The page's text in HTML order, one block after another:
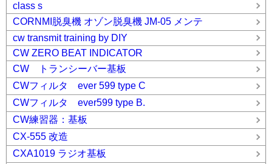
class s
CORNMI脱臭機 オゾン脱臭機 JM-05 メンテ
cw transmit training by DIY
CW ZERO BEAT INDICATOR
CW トランシーバー基板
CWフィルタ ever 599 type C
CWフィルタ ever599 type B.
CW練習器：基板
CX-555 改造
CXA1019 ラジオ基板